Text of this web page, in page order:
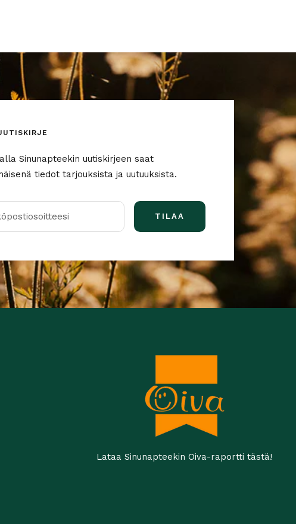
Sinunapteekin uutiskirjeen saat
tiedot tarjouksista ja uutuuksista.
TILAA
Lataa Sinunapteekin Oiva-raportti tästä!